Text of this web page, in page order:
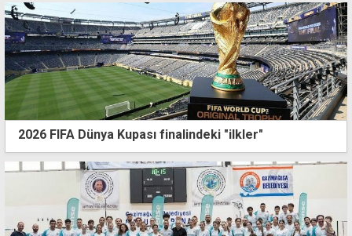
2026 FIFA Dünya Kupası finalindeki "ilkler"